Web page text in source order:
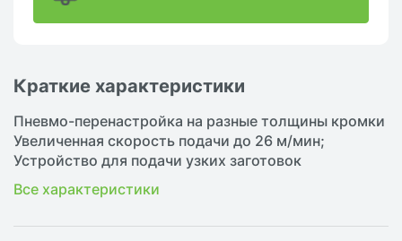
Краткие характеристики
Пневмо-перенастройка на разные толщины кромки
Увеличенная скорость подачи до 26 м/мин;
Устройство для подачи узких заготовок
Все характеристики